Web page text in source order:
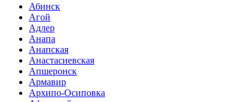
Абинск
Агой
Адлер
Анапа
Анапская
Анастасиевская
Апшеронск
Армавир
Архипо-Осиповка